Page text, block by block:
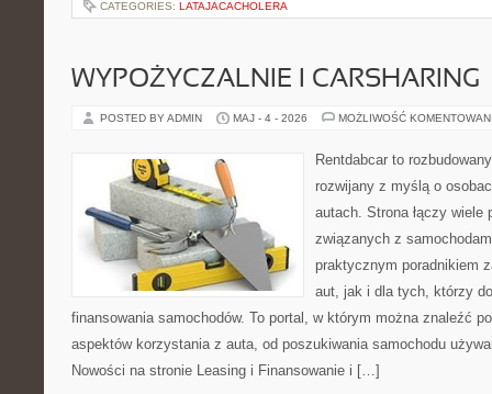
CATEGORIES: LATAJACACHOLERA
WYPOŻYCZALNIE I CARSHARING
POSTED BY ADMIN MAJ - 4 - 2026 MOŻLIWOŚĆ
Rentdabcar to
rozwijany z myślą o
autach. Strona łączy wiele
związanych z
praktycznym poradnikiem
aut, jak i dla tych, którzy
finansowania samochodów. To portal, w którym można znaleźć
aspektów korzystania z auta, od poszukiwania samochodu
Nowości na stronie Leasing i Finansowanie i […]